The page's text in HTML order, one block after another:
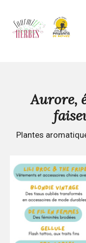
Aurore,
Plantes
Continuer
la
lecture
Samedi